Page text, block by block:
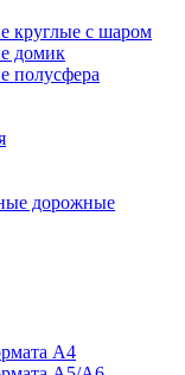
круглые с шаром
домик
полусфера
дорожные
А4